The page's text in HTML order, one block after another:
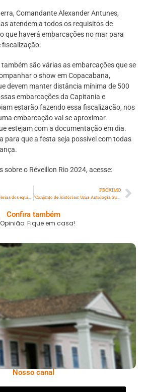
Comandante Alexander Antunes,
atendem a todos os requisitos de
que haverá embarcações no mar para
fiscalização:
são várias as embarcações que se
o show em Copacabana,
devem manter distância mínima de 500
embarcações da Capitania e
estarão fazendo essa fiscalização, nos
embarcação vai se aproximar.
estejam com a documentação em dia.
para que a festa seja possível com todas
o Réveillon Rio 2024, acesse:
PRÓXIMO
“Conjunto de Histórias: Uma Antologia Suburbana” evidência talentos da periferia carioca
Confira também
Fique Em Casa!
Santa Cecília – Um Legado
Repleto De Beleza
Nosso canal